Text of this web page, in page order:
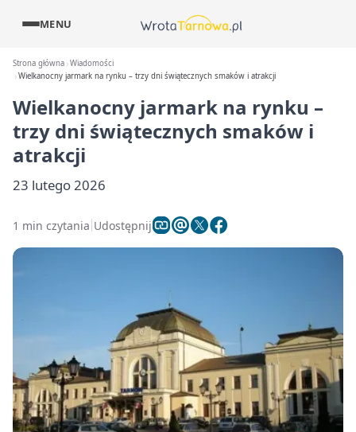
MENU
Strona główna Wiadomości
Wielkanocny jarmark na rynku – trzy dni świątecznych smaków i atrakcji
Wielkanocny jarmark na rynku –
trzy dni świątecznych smaków i
atrakcji
23 lutego 2026
1 min czytania Udostępnij